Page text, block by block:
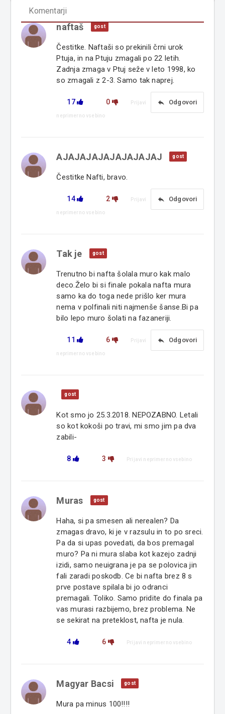
Komentarji
naftaš gost
Čestitke. Naftaši so prekinili črni urok
Ptuja, in na Ptuju zmagali po 22 letih.
Zadnja zmaga v Ptuj seže v leto 1998, ko
so zmagali z 2-3. Samo tak naprej.
17 0 reply Odgovori
Prijavi
neprimerno vsebino
AJAJAJAJAJAJAJAJAJ gost
Čestitke Nafti, bravo.
14 2 reply Odgovori
Prijavi
neprimerno vsebino
Tak je gost
Trenutno bi nafta šolala muro kak malo
deco.Želo bi si finale pokala nafta mura
samo ka do toga nede prišlo ker mura
nema v polfinali niti najmenše šanse.Bi pa
bilo lepo muro šolati na fazaneriji.
11 6 reply Odgovori
Prijavi
neprimerno vsebino
gost
Kot smo jo 25.3.2018. NEPOZABNO. Letali
so kot kokoši po travi, mi smo jim pa dva
zabili-
8 3 Prijavi neprimerno vsebino
Muras gost
Haha, si pa smesen ali nerealen? Da
zmagas dravo, ki je v razsulu in to po sreci.
Pa da si upas povedati, da bos premagal
muro? Pa ni mura slaba kot kazejo zadnji
izidi, samo neuigrana je pa se polovica jin
fali zaradi poskodb. Ce bi nafta brez 8 s
prve postave spilala bi jo odranci
premagali. Toliko. Samo pridite do finala pa
vas murasi razbijemo, brez problema. Ne
se sekirat na preteklost, nafta je nula.
4 6 Prijavi neprimerno vsebino
Magyar Bacsi gost
Mura pa minus 100!!!!